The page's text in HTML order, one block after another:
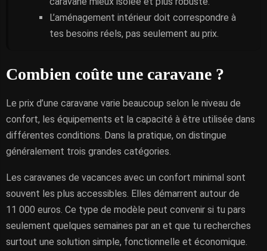
L’aménagement intérieur doit correspondre à
tes besoins réels, pas seulement au prix.
Combien coûte une caravane ?
Le prix d’une caravane varie beaucoup selon le niveau de
confort, les équipements et la capacité à être utilisée dans
différentes conditions. Dans la pratique, on distingue
généralement trois grandes catégories.
Les caravanes de vacances avec un confort minimal sont
souvent les plus accessibles. Elles démarrent autour de
11 000 euros. Ce type de modèle peut convenir si tu pars
seulement quelques semaines par an et que tu recherches
surtout une solution simple, fonctionnelle et économique.